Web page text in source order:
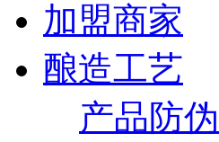
加盟商家
酿造工艺
产品防伪